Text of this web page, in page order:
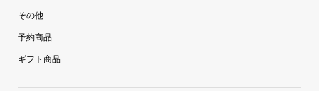
その他
予約商品
ギフト商品